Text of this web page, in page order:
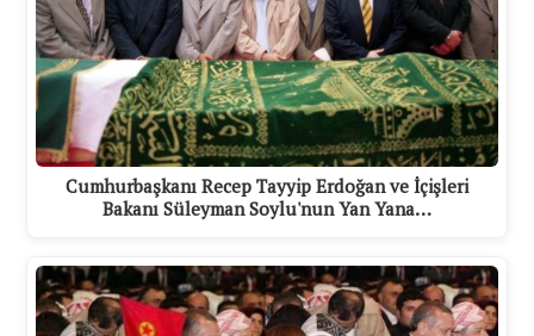
Cumhurbaşkanı Recep Tayyip Erdoğan ve İçişleri
Bakanı Süleyman Soylu'nun Yan Yana…